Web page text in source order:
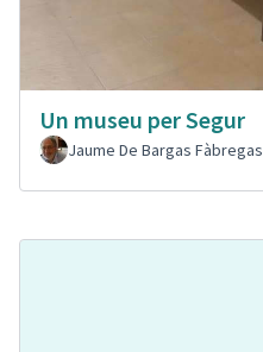
Un museu per Segur
Jaume De Bargas Fàbregas